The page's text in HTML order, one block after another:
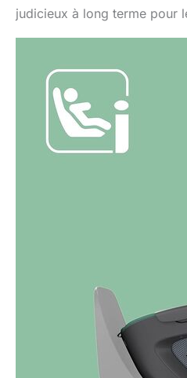
judicieux à long terme pour